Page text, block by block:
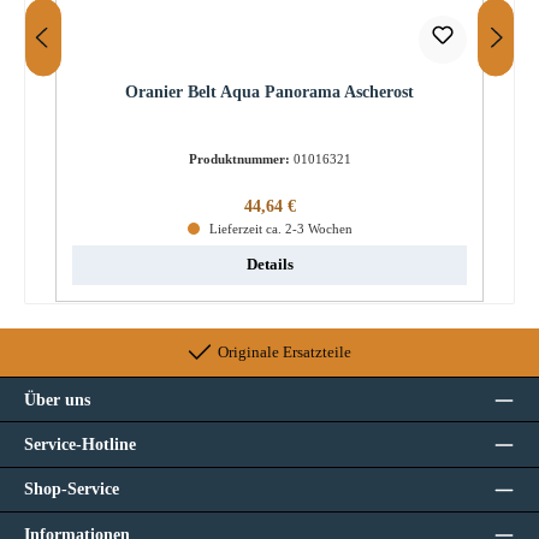
Oranier Belt Aqua Panorama Ascherost
Produktnummer: 01016321
Regulärer Preis:
44,64 €
Lieferzeit ca. 2-3 Wochen
Details
Originale Ersatzteile
Über uns
Service-Hotline
Shop-Service
Informationen